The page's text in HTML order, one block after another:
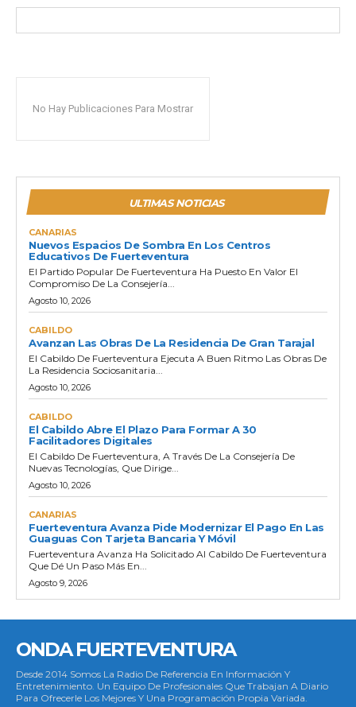
No Hay Publicaciones Para Mostrar
ULTIMAS NOTICIAS
CANARIAS
Nuevos Espacios De Sombra En Los Centros
Educativos De Fuerteventura
El Partido Popular De Fuerteventura Ha Puesto En Valor El
Compromiso De La Consejería...
Agosto 10, 2026
CABILDO
Avanzan Las Obras De La Residencia De Gran Tarajal
El Cabildo De Fuerteventura Ejecuta A Buen Ritmo Las Obras De
La Residencia Sociosanitaria...
Agosto 10, 2026
CABILDO
El Cabildo Abre El Plazo Para Formar A 30
Facilitadores Digitales
El Cabildo De Fuerteventura, A Través De La Consejería De
Nuevas Tecnologías, Que Dirige...
Agosto 10, 2026
CANARIAS
Fuerteventura Avanza Pide Modernizar El Pago En Las
Guaguas Con Tarjeta Bancaria Y Móvil
Fuerteventura Avanza Ha Solicitado Al Cabildo De Fuerteventura
Que Dé Un Paso Más En...
Agosto 9, 2026
ONDA FUERTEVENTURA
Desde 2014 Somos La Radio De Referencia En Información Y
Entretenimiento. Un Equipo De Profesionales Que Trabajan A Diario
Para Ofrecerle Los Mejores Y Una Programación Propia Variada.